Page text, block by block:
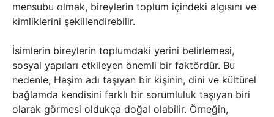
mensubu olmak, bireylerin toplum içindeki algısını ve
kimliklerini şekillendirebilir.
İsimlerin bireylerin toplumdaki yerini belirlemesi,
sosyal yapıları etkileyen önemli bir faktördür. Bu
nedenle, Haşim adı taşıyan bir kişinin, dini ve kültürel
bağlamda kendisini farklı bir sorumluluk taşıyan biri
olarak görmesi oldukça doğal olabilir. Örneğin,